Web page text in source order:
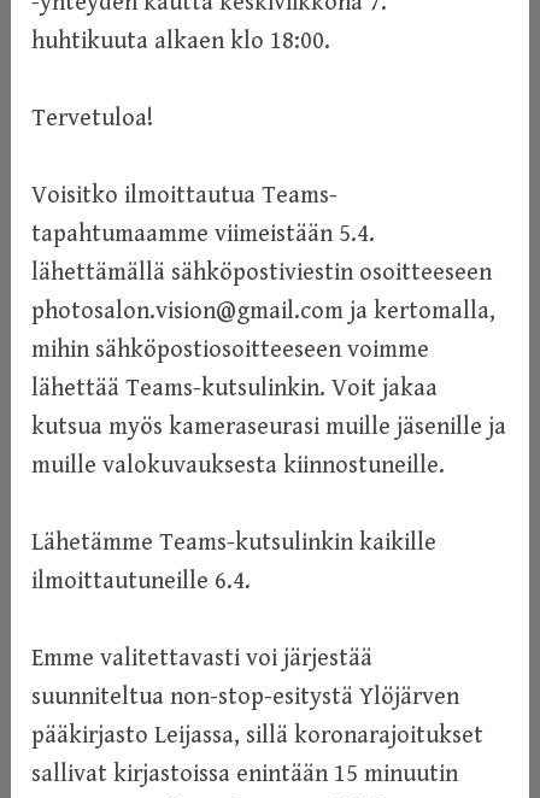
huhtikuuta alkaen klo 18:00.
Tervetuloa!
Voisitko ilmoittautua Teams-
tapahtumaamme viimeistään 5.4.
lähettämällä sähköpostiviestin osoitteeseen
photosalon.vision@gmail.com ja kertomalla,
mihin sähköpostiosoitteeseen voimme
lähettää Teams-kutsulinkin. Voit jakaa
kutsua myös kameraseurasi muille jäsenille ja
muille valokuvauksesta kiinnostuneille.
Lähetämme Teams-kutsulinkin kaikille
ilmoittautuneille 6.4.
Emme valitettavasti voi järjestää
suunniteltua non-stop-esitystä Ylöjärven
pääkirjasto Leijassa, sillä koronarajoitukset
sallivat kirjastoissa enintään 15 minuutin